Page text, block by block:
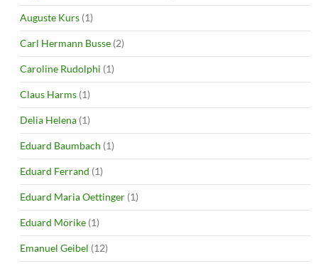
Auguste Kurs (1)
Carl Hermann Busse (2)
Caroline Rudolphi (1)
Claus Harms (1)
Delia Helena (1)
Eduard Baumbach (1)
Eduard Ferrand (1)
Eduard Maria Oettinger (1)
Eduard Mörike (1)
Emanuel Geibel (12)